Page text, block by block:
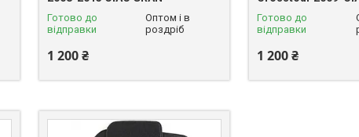
Готово до
відправки
Оптом і в
роздріб
1 200 ₴
Готово до
відправки
1 200 ₴